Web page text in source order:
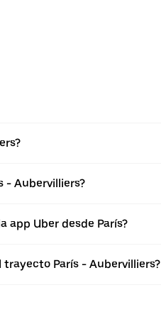
- Aubervilliers?
app Uber desde París?
París - Aubervilliers?